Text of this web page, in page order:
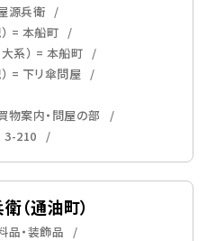
源兵衛
= 本船町
系） = 本船町
= 下リ傘問屋
物案内・問屋の部
3-210
（通油町）
品・装飾品